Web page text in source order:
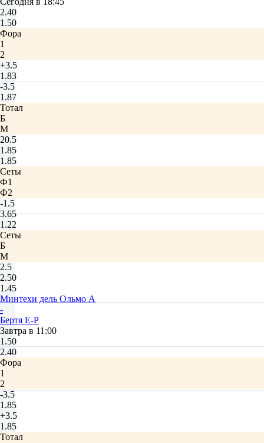
2.40
1.50
Фора
1
2
+3.5
1.83
-3.5
1.87
Тотал
Б
М
20.5
1.85
1.85
Сеты
Ф1
Ф2
-1.5
3.65
1.22
Сеты
Б
М
2.5
2.50
1.45
Минтехи дель Ольмо А
-
Бертя Е-Р
Завтра в 11:00
1.50
2.40
Фора
1
2
-3.5
1.85
+3.5
1.85
Тотал